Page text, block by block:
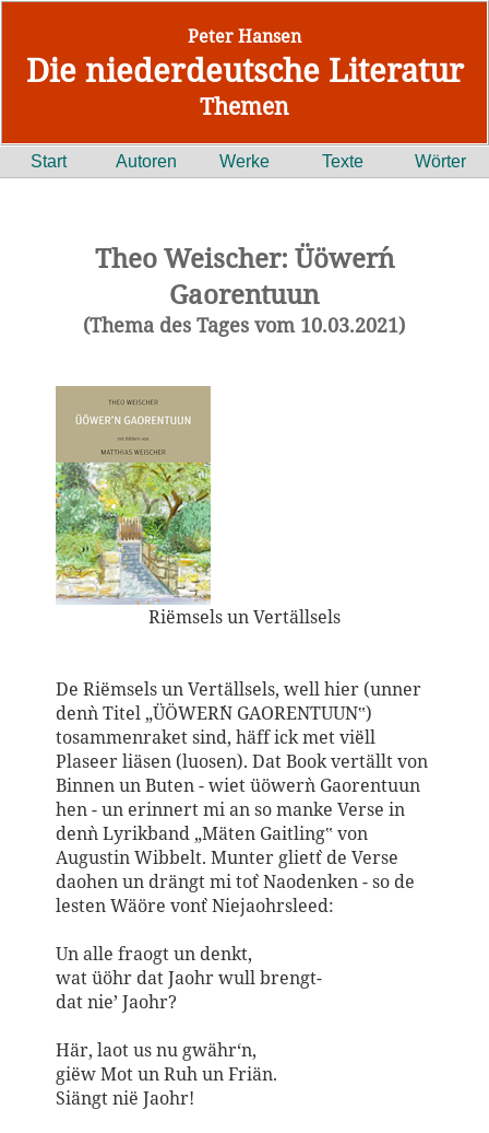
Peter Hansen
Die niederdeutsche Literatur
Themen
Start Autoren Werke Texte Wörter
Theo Weischer: Üöwer´n
Gaorentuun
(Thema des Tages vom 10.03.2021)
Riëmsels un Vertällsels
De Riëmsels un Vertällsels, well hier (unner
den`n Titel „ÜÖWER´N GAORENTUUN‟)
tosammenraket sind, häff ick met viëll
Plaseer liäsen (luosen). Dat Book vertällt von
Binnen un Buten - wiet üöwer`n Gaorentuun
hen - un erinnert mi an so manke Verse in
den`n Lyrikband „Mäten Gaitling‟ von
Augustin Wibbelt. Munter gliet`t de Verse
daohen un drängt mi to`t Naodenken - so de
lesten Wäöre von`t Niejaohrsleed:
Un alle fraogt un denkt,
wat üöhr dat Jaohr wull brengt-
dat nie’ Jaohr?
Här, laot us nu gwähr‘n,
giëw Mot un Ruh un Friän.
Siängt nië Jaohr!